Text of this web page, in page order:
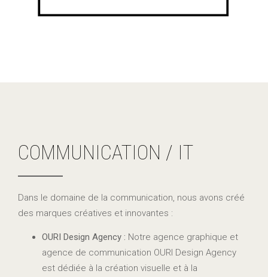
COMMUNICATION / IT
Dans le domaine de la communication, nous avons créé
des marques créatives et innovantes :
OURI Design Agency : Notre agence graphique et
agence de communication OURI Design Agency
est dédiée à la création visuelle et à la